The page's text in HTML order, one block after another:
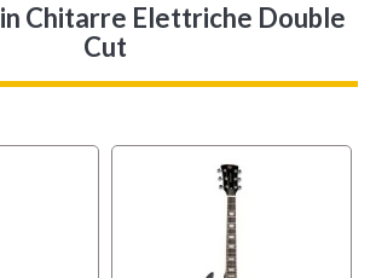
in Chitarre Elettriche Double
Cut